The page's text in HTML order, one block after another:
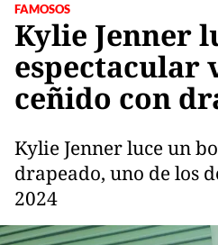
FAMOSOS
Kylie Jenner
espectacular
ceñido con
Kylie Jenner luce un
drapeado, uno de los
2024